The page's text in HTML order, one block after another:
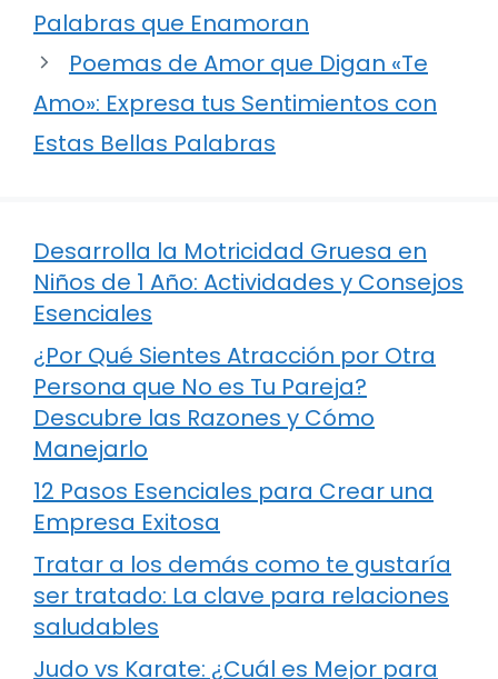
Palabras que Enamoran
Poemas de Amor que Digan «Te
Amo»: Expresa tus Sentimientos con
Estas Bellas Palabras
Desarrolla la Motricidad Gruesa en
Niños de 1 Año: Actividades y Consejos
Esenciales
¿Por Qué Sientes Atracción por Otra
Persona que No es Tu Pareja?
Descubre las Razones y Cómo
Manejarlo
12 Pasos Esenciales para Crear una
Empresa Exitosa
Tratar a los demás como te gustaría
ser tratado: La clave para relaciones
saludables
Judo vs Karate: ¿Cuál es Mejor para